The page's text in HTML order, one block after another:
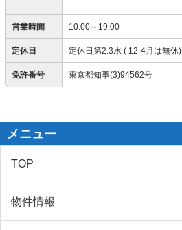
営業時間 10:00～19:00
定休日 定休日第2.3水 ( 12-4月は無休)
免許番号 東京都知事(3)94562号
メニュー
TOP
物件情報